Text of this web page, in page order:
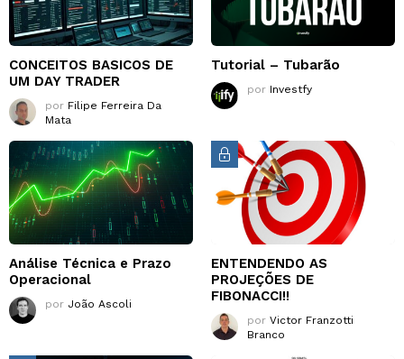
CONCEITOS BASICOS DE
UM DAY TRADER
por Filipe Ferreira Da
Mata
Tutorial – Tubarão
por Investfy
Análise Técnica e Prazo
Operacional
por João Ascoli
ENTENDENDO AS
PROJEÇÕES DE
FIBONACCI!!
por Victor Franzotti
Branco